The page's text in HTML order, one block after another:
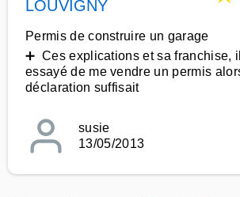
LOUVIGNY
Permis de construire un garage
➕ Ces explications et sa franchise,
essayé de me vendre un permis
déclaration suffisait
susie
13/05/2013